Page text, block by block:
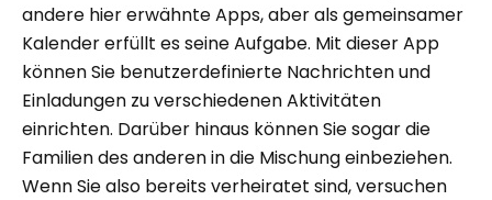
andere hier erwähnte Apps, aber als gemeinsamer
Kalender erfüllt es seine Aufgabe. Mit dieser App
können Sie benutzerdefinierte Nachrichten und
Einladungen zu verschiedenen Aktivitäten
einrichten. Darüber hinaus können Sie sogar die
Familien des anderen in die Mischung einbeziehen.
Wenn Sie also bereits verheiratet sind, versuchen